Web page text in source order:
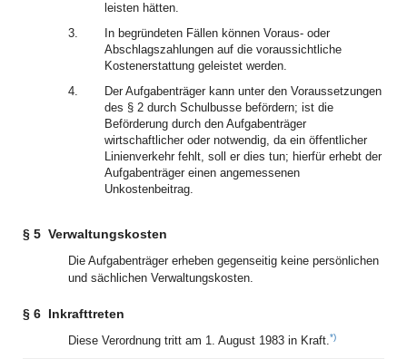
leisten hätten.
3.
In begründeten Fällen können Voraus- oder
Abschlagszahlungen auf die voraussichtliche
Kostenerstattung geleistet werden.
4.
Der Aufgabenträger kann unter den Voraussetzungen
des § 2 durch Schulbusse befördern; ist die
Beförderung durch den Aufgabenträger
wirtschaftlicher oder notwendig, da ein öffentlicher
Linienverkehr fehlt, soll er dies tun; hierfür erhebt der
Aufgabenträger einen angemessenen
Unkostenbeitrag.
§ 5 Verwaltungskosten
Die Aufgabenträger erheben gegenseitig keine persönlichen
und sächlichen Verwaltungskosten.
§ 6 Inkrafttreten
Diese Verordnung tritt am 1. August 1983 in Kraft.*)